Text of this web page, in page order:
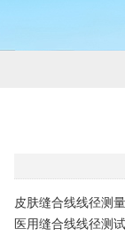
皮肤缝合线线径测
医用缝合线线径测